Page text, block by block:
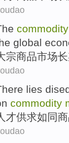
commodity
global
宗商品市场
lies
commodity
才供求如同